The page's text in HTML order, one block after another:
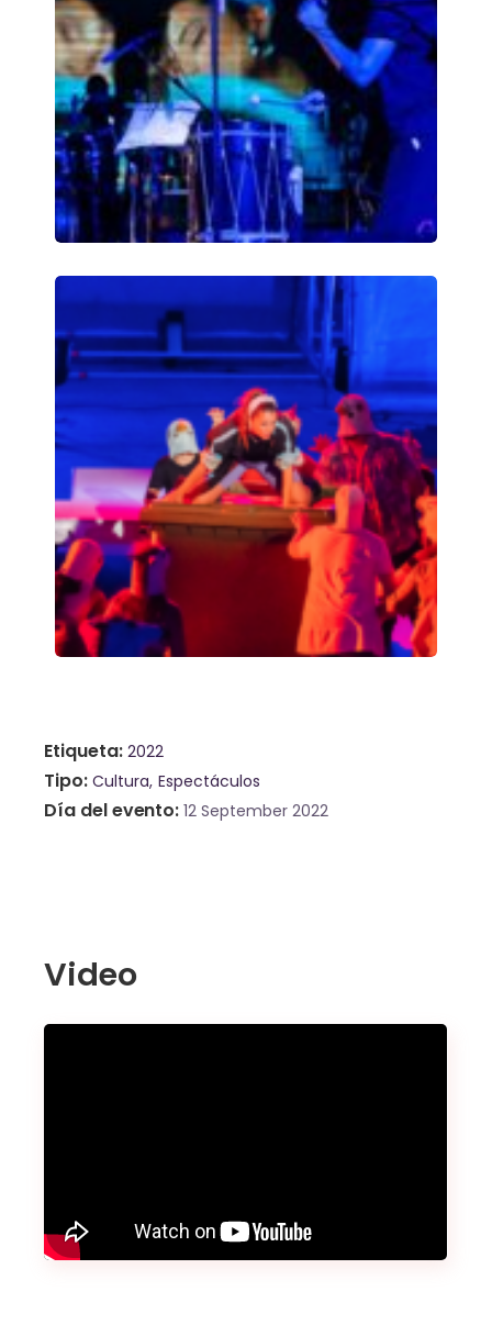
Etiqueta 2022
Tipo Cultura Espectáculos
Día del evento 12 September 2022
Video